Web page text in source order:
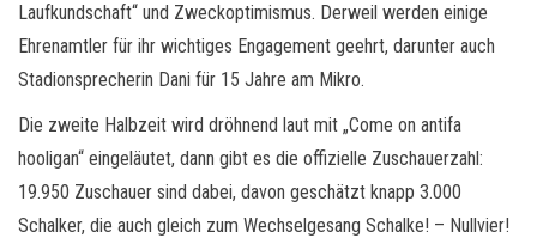
Laufkundschaft“ und Zweckoptimismus. Derweil werden einige
Ehrenamtler für ihr wichtiges Engagement geehrt, darunter auch
Stadionsprecherin Dani für 15 Jahre am Mikro.
Die zweite Halbzeit wird dröhnend laut mit „Come on antifa
hooligan“ eingeläutet, dann gibt es die offizielle Zuschauerzahl:
19.950 Zuschauer sind dabei, davon geschätzt knapp 3.000
Schalker, die auch gleich zum Wechselgesang Schalke! – Nullvier!